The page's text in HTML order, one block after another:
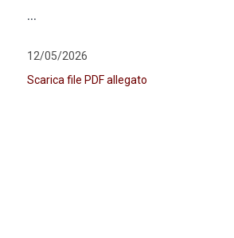
...
12/05/2026
Scarica file PDF allegato